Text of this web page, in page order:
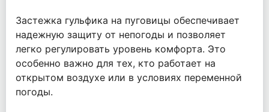
Застежка гульфика на пуговицы обеспечивает
надежную защиту от непогоды и позволяет
легко регулировать уровень комфорта. Это
особенно важно для тех, кто работает на
открытом воздухе или в условиях переменной
погоды.